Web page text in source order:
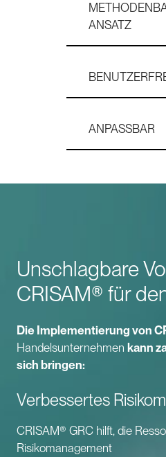
ANSATZ
ANPASSBAR
Unschlagbare
CRISAM® für
Die Implementierung von
Handelsunternehmen kann
sich bringen:
Verbessertes
CRISAM® GRC hilft, die
Risikomanagement